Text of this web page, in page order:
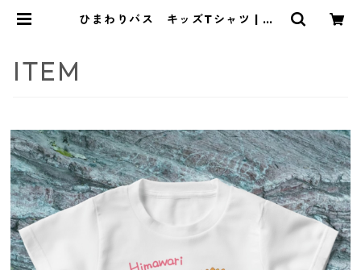
ひまわりバス キッズTシャツ | Ma
ITEM